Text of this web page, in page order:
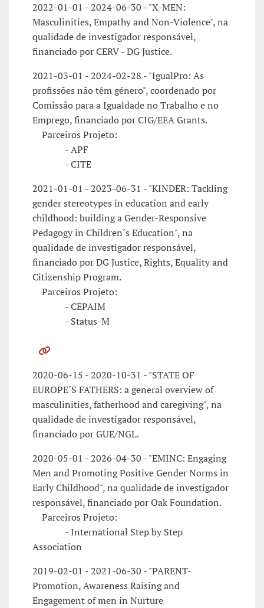
2022-01-01 - 2024-06-30 - "X-MEN:
Masculinities, Empathy and Non-Violence", na
qualidade de investigador responsável,
financiado por CERV - DG Justice.
2021-03-01 - 2024-02-28 - "IgualPro: As
profissões não têm género", coordenado por
Comissão para a Igualdade no Trabalho e no
Emprego, financiado por CIG/EEA Grants.
Parceiros Projeto:
- APF
- CITE
2021-01-01 - 2023-06-31 - "KINDER: Tackling
gender stereotypes in education and early
childhood: building a Gender-Responsive
Pedagogy in Children´s Education", na
qualidade de investigador responsável,
financiado por DG Justice, Rights, Equality and
Citizenship Program.
Parceiros Projeto:
- CEPAIM
- Status-M
2020-06-15 - 2020-10-31 - "STATE OF
EUROPE´S FATHERS: a general overview of
masculinities, fatherhood and caregiving", na
qualidade de investigador responsável,
financiado por GUE/NGL.
2020-05-01 - 2026-04-30 - "EMINC: Engaging
Men and Promoting Positive Gender Norms in
Early Childhood", na qualidade de investigador
responsável, financiado por Oak Foundation.
Parceiros Projeto:
- International Step by Step
Association
2019-02-01 - 2021-06-30 - "PARENT-
Promotion, Awareness Raising and
Engagement of men in Nurture